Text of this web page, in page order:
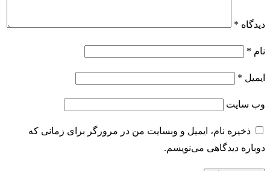
دیدگاه *
نام *
ایمیل *
وب‌ سایت
ذخیره نام، ایمیل و وبسایت من در مرورگر برای زمانی که
دوباره دیدگاهی می‌نویسم.